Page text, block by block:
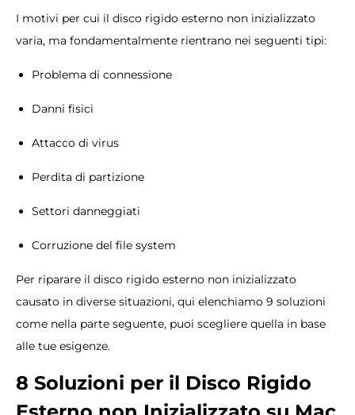
I motivi per cui il disco rigido esterno non inizializzato
varia, ma fondamentalmente rientrano nei seguenti tipi:
Problema di connessione
Danni fisici
Attacco di virus
Perdita di partizione
Settori danneggiati
Corruzione del file system
Per riparare il disco rigido esterno non inizializzato
causato in diverse situazioni, qui elenchiamo 9 soluzioni
come nella parte seguente, puoi scegliere quella in base
alle tue esigenze.
8 Soluzioni per il Disco Rigido